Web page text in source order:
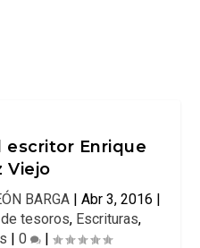
escritor Enrique
Viejo
BARGA| Abr 3, 2016 |
tesoros, Escrituras,
| 0 |